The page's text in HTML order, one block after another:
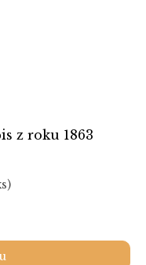
z roku 1863